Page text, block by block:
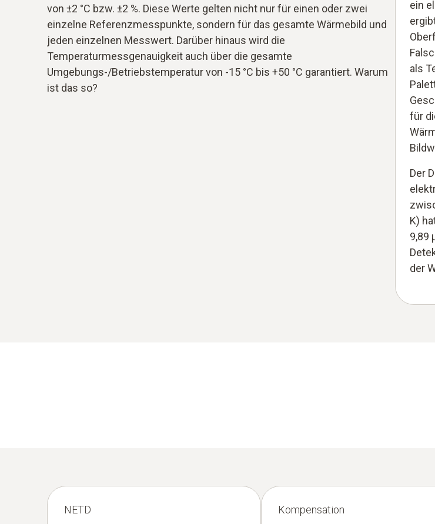
von ±2 °C bzw. ±2 %. Diese Werte gelten nicht nur für einen oder zwei
einzelne Referenzmesspunkte, sondern für das gesamte Wärmebild und
jeden einzelnen Messwert. Darüber hinaus wird die
Temperaturmessgenauigkeit auch über die gesamte
Umgebungs-/Betriebstemperatur von -15 °C bis +50 °C garantiert. Warum
ist das so?
ein
als
für
Der
K)
9,89
der
NETD
Kompensation